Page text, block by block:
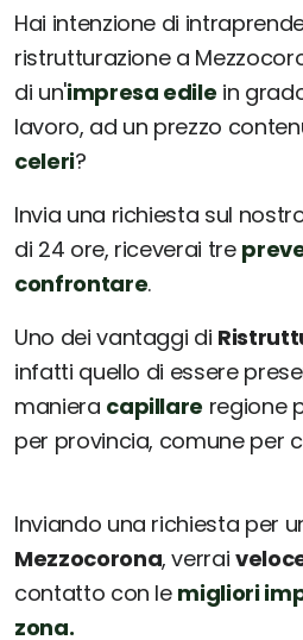
Hai intenzione di
ristrutturazione a
di un'impresa edile in
lavoro, ad un prezzo
celeri?
Invia una richiesta sul
di 24 ore, riceverai tre
confrontare.
Uno dei vantaggi di
infatti quello di essere
maniera capillare regione
per provincia, comune per
Inviando una richiesta per
Mezzocorona, verrai
contatto con le migliori
zona.